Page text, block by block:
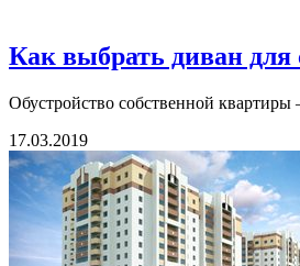
Как выбрать диван для
Обустройство собственной
17.03.2019